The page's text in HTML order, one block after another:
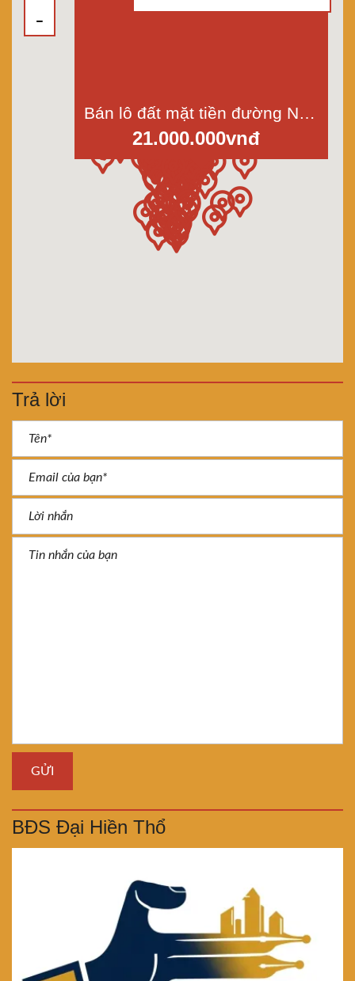
Bán lô đất mặt tiền đường Nguyễn An Ninh, Trường Bình, trung tâm Thị trấn Cần Giuộc, đối diện trường học, giá 21 triệu/1 m2
21.000.000vnđ
Trả lời
BĐS Đại Hiền Thổ